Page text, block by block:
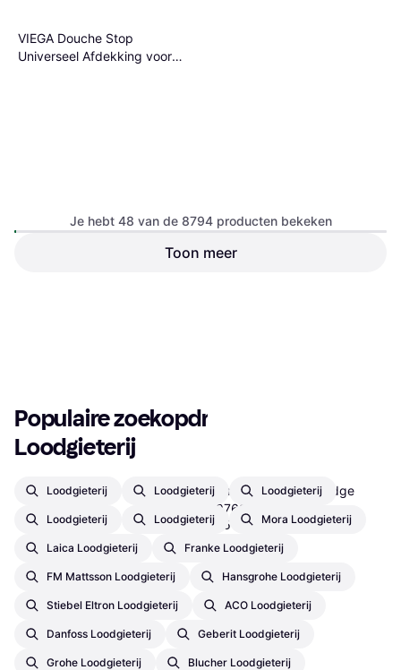
VIEGA Douche Stop
Universeel Afdekking voor
Hansgrohe M1 Cartridge
(97685000)
€ 51,65
Je hebt 48 van de 8794 producten bekeken
Toon meer
Populaire zoekopdrachten in
Loodgieterij
Loodgieterij Loodgieterij Loodgieterij
Loodgieterij Loodgieterij Mora Loodgieterij
Laica Loodgieterij Franke Loodgieterij
FM Mattsson Loodgieterij Hansgrohe Loodgieterij
Stiebel Eltron Loodgieterij ACO Loodgieterij
Danfoss Loodgieterij Geberit Loodgieterij
Grohe Loodgieterij Blucher Loodgieterij